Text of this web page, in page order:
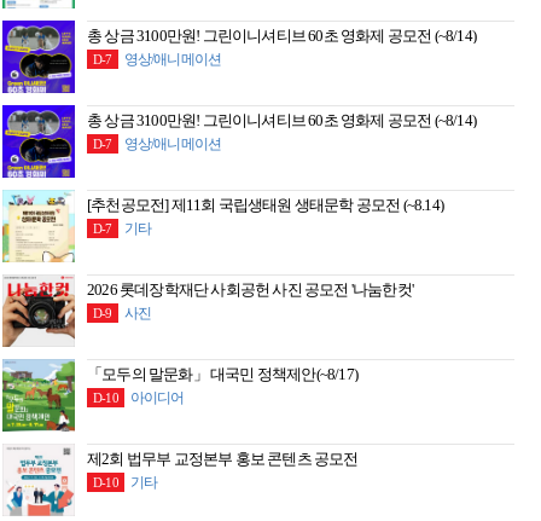
총 상금 3100만원! 그린이니셔티브 60초 영화제 공모전 (~8/14)
D-7 영상/애니메이션
총 상금 3100만원! 그린이니셔티브 60초 영화제 공모전 (~8/14)
D-7 영상/애니메이션
[추천공모전] 제11회 국립생태원 생태문학 공모전 (~8.14)
D-7 기타
2026 롯데장학재단 사회공헌 사진 공모전 '나눔한컷'
D-9 사진
「모두의 말문화」 대국민 정책제안(~8/17)
D-10 아이디어
제2회 법무부 교정본부 홍보 콘텐츠 공모전
D-10 기타